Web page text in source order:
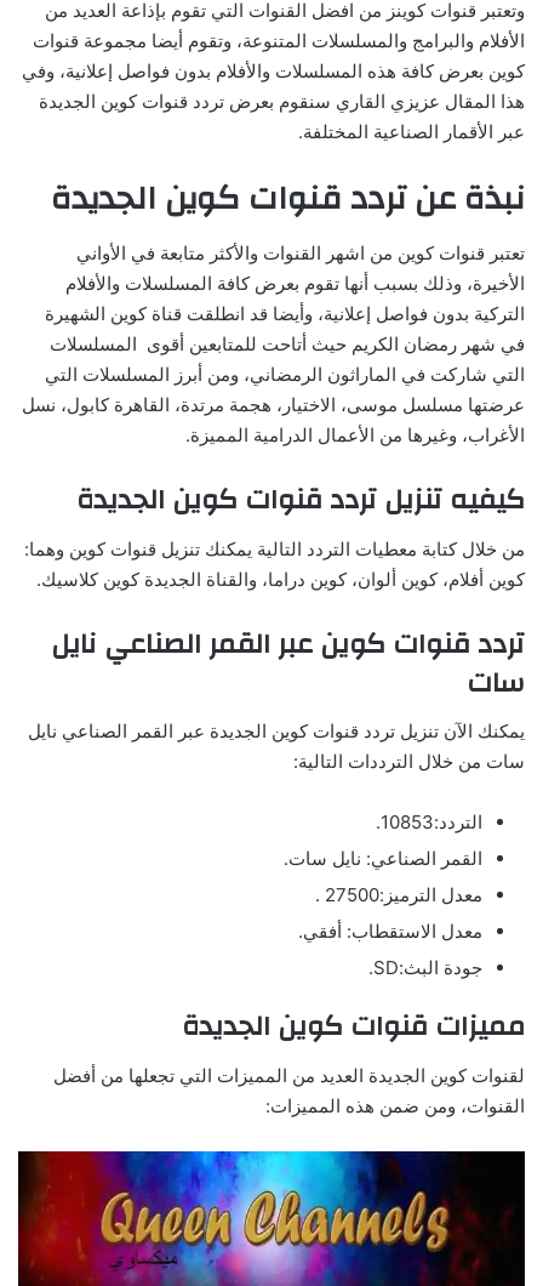
وتعتبر قنوات كوينز من افضل القنوات التي تقوم بإذاعة العديد من
الأفلام والبرامج والمسلسلات المتنوعة، وتقوم أيضا مجموعة قنوات
كوين بعرض كافة هذه المسلسلات والأفلام بدون فواصل إعلانية، وفي
هذا المقال عزيزي القاري سنقوم بعرض تردد قنوات كوين الجديدة
عبر الأقمار الصناعية المختلفة.
نبذة عن تردد قنوات كوين الجديدة
تعتبر قنوات كوين من اشهر القنوات والأكثر متابعة في الأواني
الأخيرة، وذلك بسبب أنها تقوم بعرض كافة المسلسلات والأفلام
التركية بدون فواصل إعلانية، وأيضا قد انطلقت قناة كوين الشهيرة
في شهر رمضان الكريم حيث أتاحت للمتابعين أقوى المسلسلات
التي شاركت في الماراثون الرمضاني، ومن أبرز المسلسلات التي
عرضتها مسلسل موسى، الاختيار، هجمة مرتدة، القاهرة كابول، نسل
الأغراب، وغيرها من الأعمال الدرامية المميزة.
كيفيه تنزيل تردد قنوات كوين الجديدة
من خلال كتابة معطيات التردد التالية يمكنك تنزيل قنوات كوين وهما:
كوين أفلام، كوين ألوان، كوين دراما، والقناة الجديدة كوين كلاسيك.
تردد قنوات كوين عبر القمر الصناعي نايل
سات
يمكنك الآن تنزيل تردد قنوات كوين الجديدة عبر القمر الصناعي نايل
سات من خلال الترددات التالية:
التردد:10853.
القمر الصناعي: نايل سات.
معدل الترميز:27500 .
معدل الاستقطاب: أفقي.
جودة البث:SD.
مميزات قنوات كوين الجديدة
لقنوات كوين الجديدة العديد من المميزات التي تجعلها من أفضل
القنوات، ومن ضمن هذه المميزات: